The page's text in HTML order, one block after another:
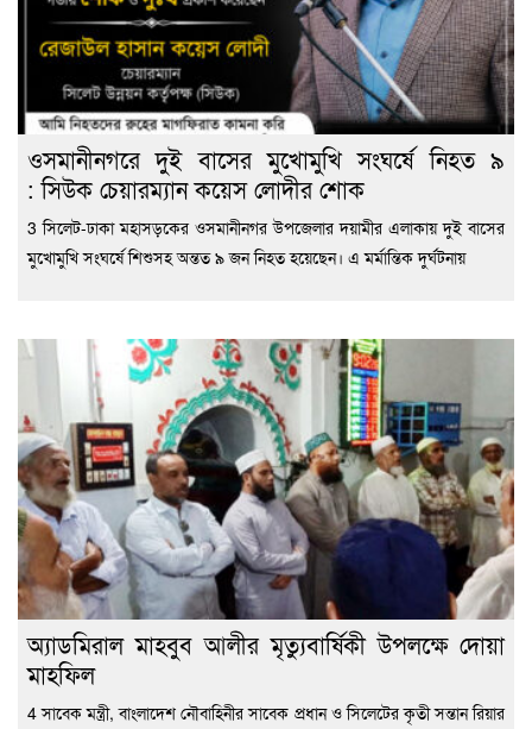
ওসমানীনগরে দুই বাসের মুখোমুখি সংঘর্ষে নিহত ৯
: সিউক চেয়ারম্যান কয়েস লোদীর শোক
3 সিলেট-ঢাকা মহাসড়কের ওসমানীনগর উপজেলার দয়ামীর এলাকায় দুই বাসের
মুখোমুখি সংঘর্ষে শিশুসহ অন্তত ৯ জন নিহত হয়েছেন। এ মর্মান্তিক দুর্ঘটনায়
অ্যাডমিরাল মাহবুব আলীর মৃত্যুবার্ষিকী উপলক্ষে দোয়া
মাহফিল
4 সাবেক মন্ত্রী, বাংলাদেশ নৌবাহিনীর সাবেক প্রধান ও সিলেটের কৃতী সন্তান রিয়ার